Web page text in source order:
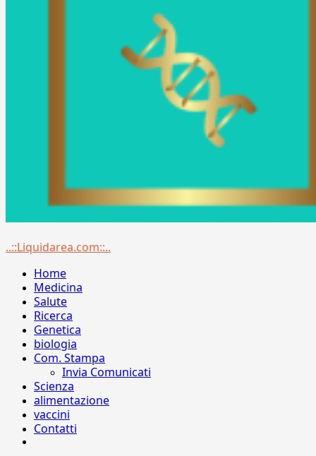
Menu
..::Liquidarea.com::..
Home
Medicina
Salute
Ricerca
Genetica
biologia
Com. Stampa
Invia Comunicati
Scienza
alimentazione
vaccini
Contatti